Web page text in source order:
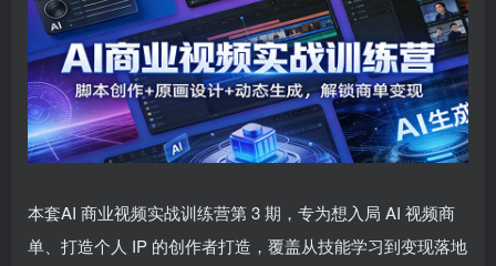
本套AI 商业视频实战训练营第 3 期，专为想入局 AI 视频商
单、打造个人 IP 的创作者打造，覆盖从技能学习到变现落地